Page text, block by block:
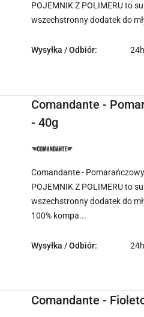
POJEMNIK Z POLIMERU to
wszechstronny dodatek do
Wysyłka / Odbiór:
Comandante -
- 40g
NAZWA
PRODUCENTA:
Comandante -
POJEMNIK Z POLIMERU to
wszechstronny dodatek do
100% kompa...
Wysyłka / Odbiór:
Comandante -